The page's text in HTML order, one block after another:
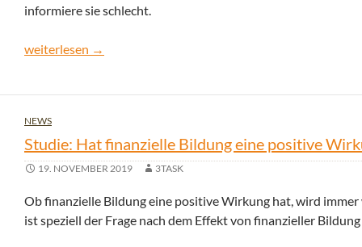
informiere sie schlecht.
Zu wenig Finanzbildung an Schulen?
weiterlesen →
NEWS
Studie: Hat finanzielle Bildung eine positive
19. NOVEMBER 2019 3TASK
Ob finanzielle Bildung eine positive Wirkung hat, wird
ist speziell der Frage nach dem Effekt von finanzieller